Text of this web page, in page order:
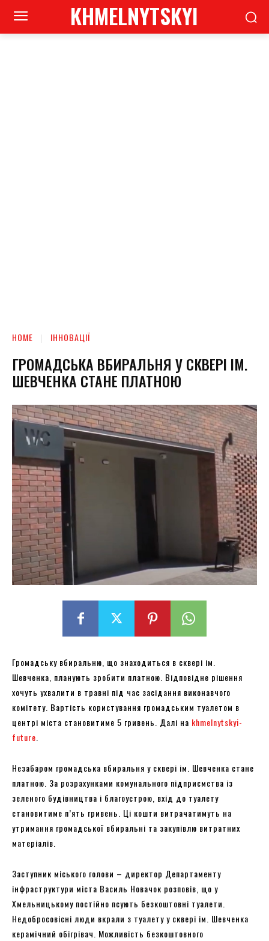
KHMELNYTSKYI
HOME ІННОВАЦІЇ
ГРОМАДСЬКА ВБИРАЛЬНЯ У СКВЕРІ ІМ.
ШЕВЧЕНКА СТАНЕ ПЛАТНОЮ
Громадську вбиральню, що знаходиться в сквері ім.
Шевченка, планують зробити платною. Відповідне рішення
хочуть ухвалити в травні під час засідання виконавчого
комітету. Вартість користування громадським туалетом в
центрі міста становитиме 5 гривень. Далі на khmelnytskyi-
future
Незабаром громадська вбиральня у сквері ім. Шевченка стане
платною. За розрахунками комунального підприємства із
зеленого будівництва і благоустрою, вхід до туалету
становитиме п’ять гривень. Ці кошти витрачатимуть на
утримання громадської вбиральні та закупівлю витратних
матеріалів.
Заступник міського голови – директор Департаменту
інфраструктури міста Василь Новачок розповів, що у
Хмельницькому постійно псують безкоштовні туалети.
Недобросовісні люди вкрали з туалету у сквері ім. Шевченка
керамічний обігрівач. Можливість безкоштовного